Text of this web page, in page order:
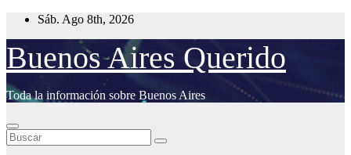
Saltar
contenido
Sáb. Ago 8th, 2026
Buenos Aires Querido
Toda la información sobre Buenos Aires